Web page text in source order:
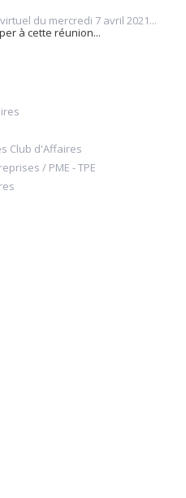
du mercredi 7 avril 2021...
à cette réunion...
Club d'Affaires
/ PME - TPE